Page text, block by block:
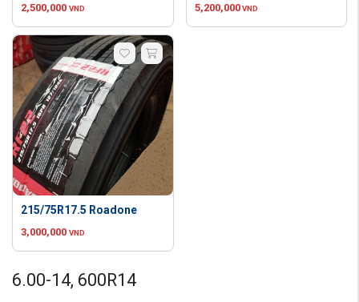
2,500,000 VND 5,200,000 VND
215/75R17.5 Roadone
3,000,000 VND
6.00-14, 600R14